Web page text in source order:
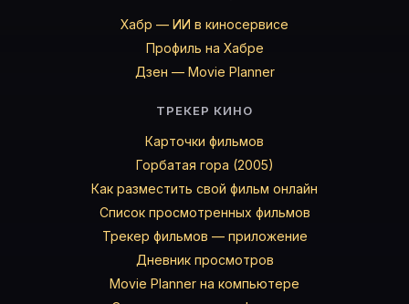
Хабр — ИИ в киносервисе
Профиль на Хабре
Дзен — Movie Planner
ТРЕКЕР КИНО
Карточки фильмов
Горбатая гора (2005)
Как разместить свой фильм онлайн
Список просмотренных фильмов
Трекер фильмов — приложение
Дневник просмотров
Movie Planner на компьютере